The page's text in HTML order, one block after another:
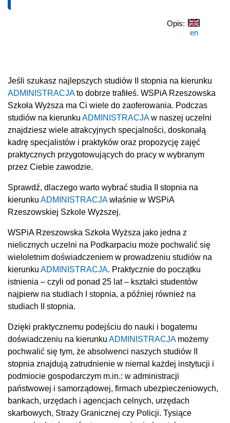
Opis:
en
Jeśli szukasz najlepszych studiów II stopnia na kierunku
ADMINISTRACJAto dobrze trafiłeś. WSPiA Rzeszowska
Szkoła Wyższa ma Ci wiele do zaoferowania. Podczas
studiów na kierunku ADMINISTRACJAw naszej uczelni
znajdziesz wiele atrakcyjnych specjalności, doskonałą
kadrę specjalistów i praktyków oraz propozycję zajęć
praktycznych przygotowujących do pracy w wybranym
przez Ciebie zawodzie.
Sprawdź, dlaczego warto wybrać studia II stopnia na
kierunku ADMINISTRACJAwłaśnie w WSPiA
Rzeszowskiej Szkole Wyższej.
WSPiA Rzeszowska Szkoła Wyższa jako jedna z
nielicznych uczelni na Podkarpaciu może pochwalić się
wieloletnim doświadczeniem w prowadzeniu studiów na
kierunku ADMINISTRACJA. Praktycznie do początku
istnienia – czyli od ponad 25 lat – kształci studentów
najpierw na studiach I stopnia, a później również na
studiach II stopnia.
Dzięki praktycznemu podejściu do nauki i bogatemu
doświadczeniu na kierunku ADMINISTRACJAmożemy
pochwalić się tym, że absolwenci naszych studiów II
stopnia znajdują zatrudnienie w niemal każdej instytucji i
podmiocie gospodarczym m.in.: w administracji
państwowej i samorządowej, firmach ubezpieczeniowych,
bankach, urzędach i agencjach celnych, urzędach
skarbowych, Straży Granicznej czy Policji. Tysiące